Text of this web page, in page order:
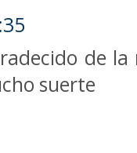
de
suerte